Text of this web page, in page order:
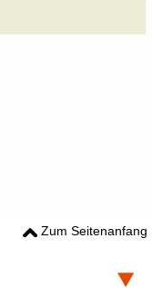
Zum Seitenanfang